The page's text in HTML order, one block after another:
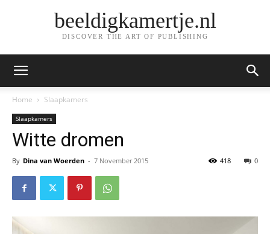
beeldigkamertje.nl
DISCOVER THE ART OF PUBLISHING
Home Slaapkamers
Slaapkamers
Witte dromen
By Dina van Woerden - 7 November 2015 0
418